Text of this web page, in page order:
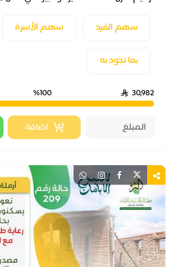
سهم الفرد
سهم الأسرة
بما تجود به
30,982
%100
اضافة